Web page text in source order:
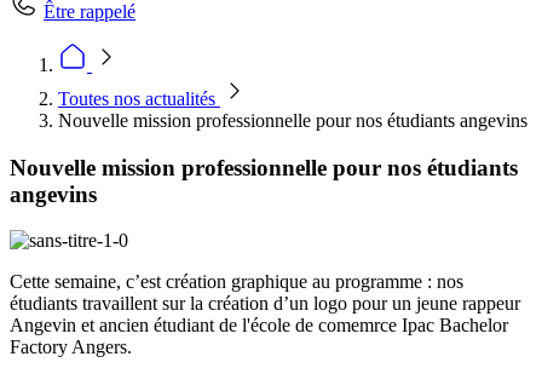
Être rappelé
Toutes nos actualités
Nouvelle mission professionnelle pour nos étudiants angevins
Nouvelle mission professionnelle pour nos étudiants
angevins
Cette semaine, c’est création graphique au programme : nos
étudiants travaillent sur la création d’un logo pour un jeune rappeur
Angevin et ancien étudiant de l'école de comemrce Ipac Bachelor
Factory Angers.